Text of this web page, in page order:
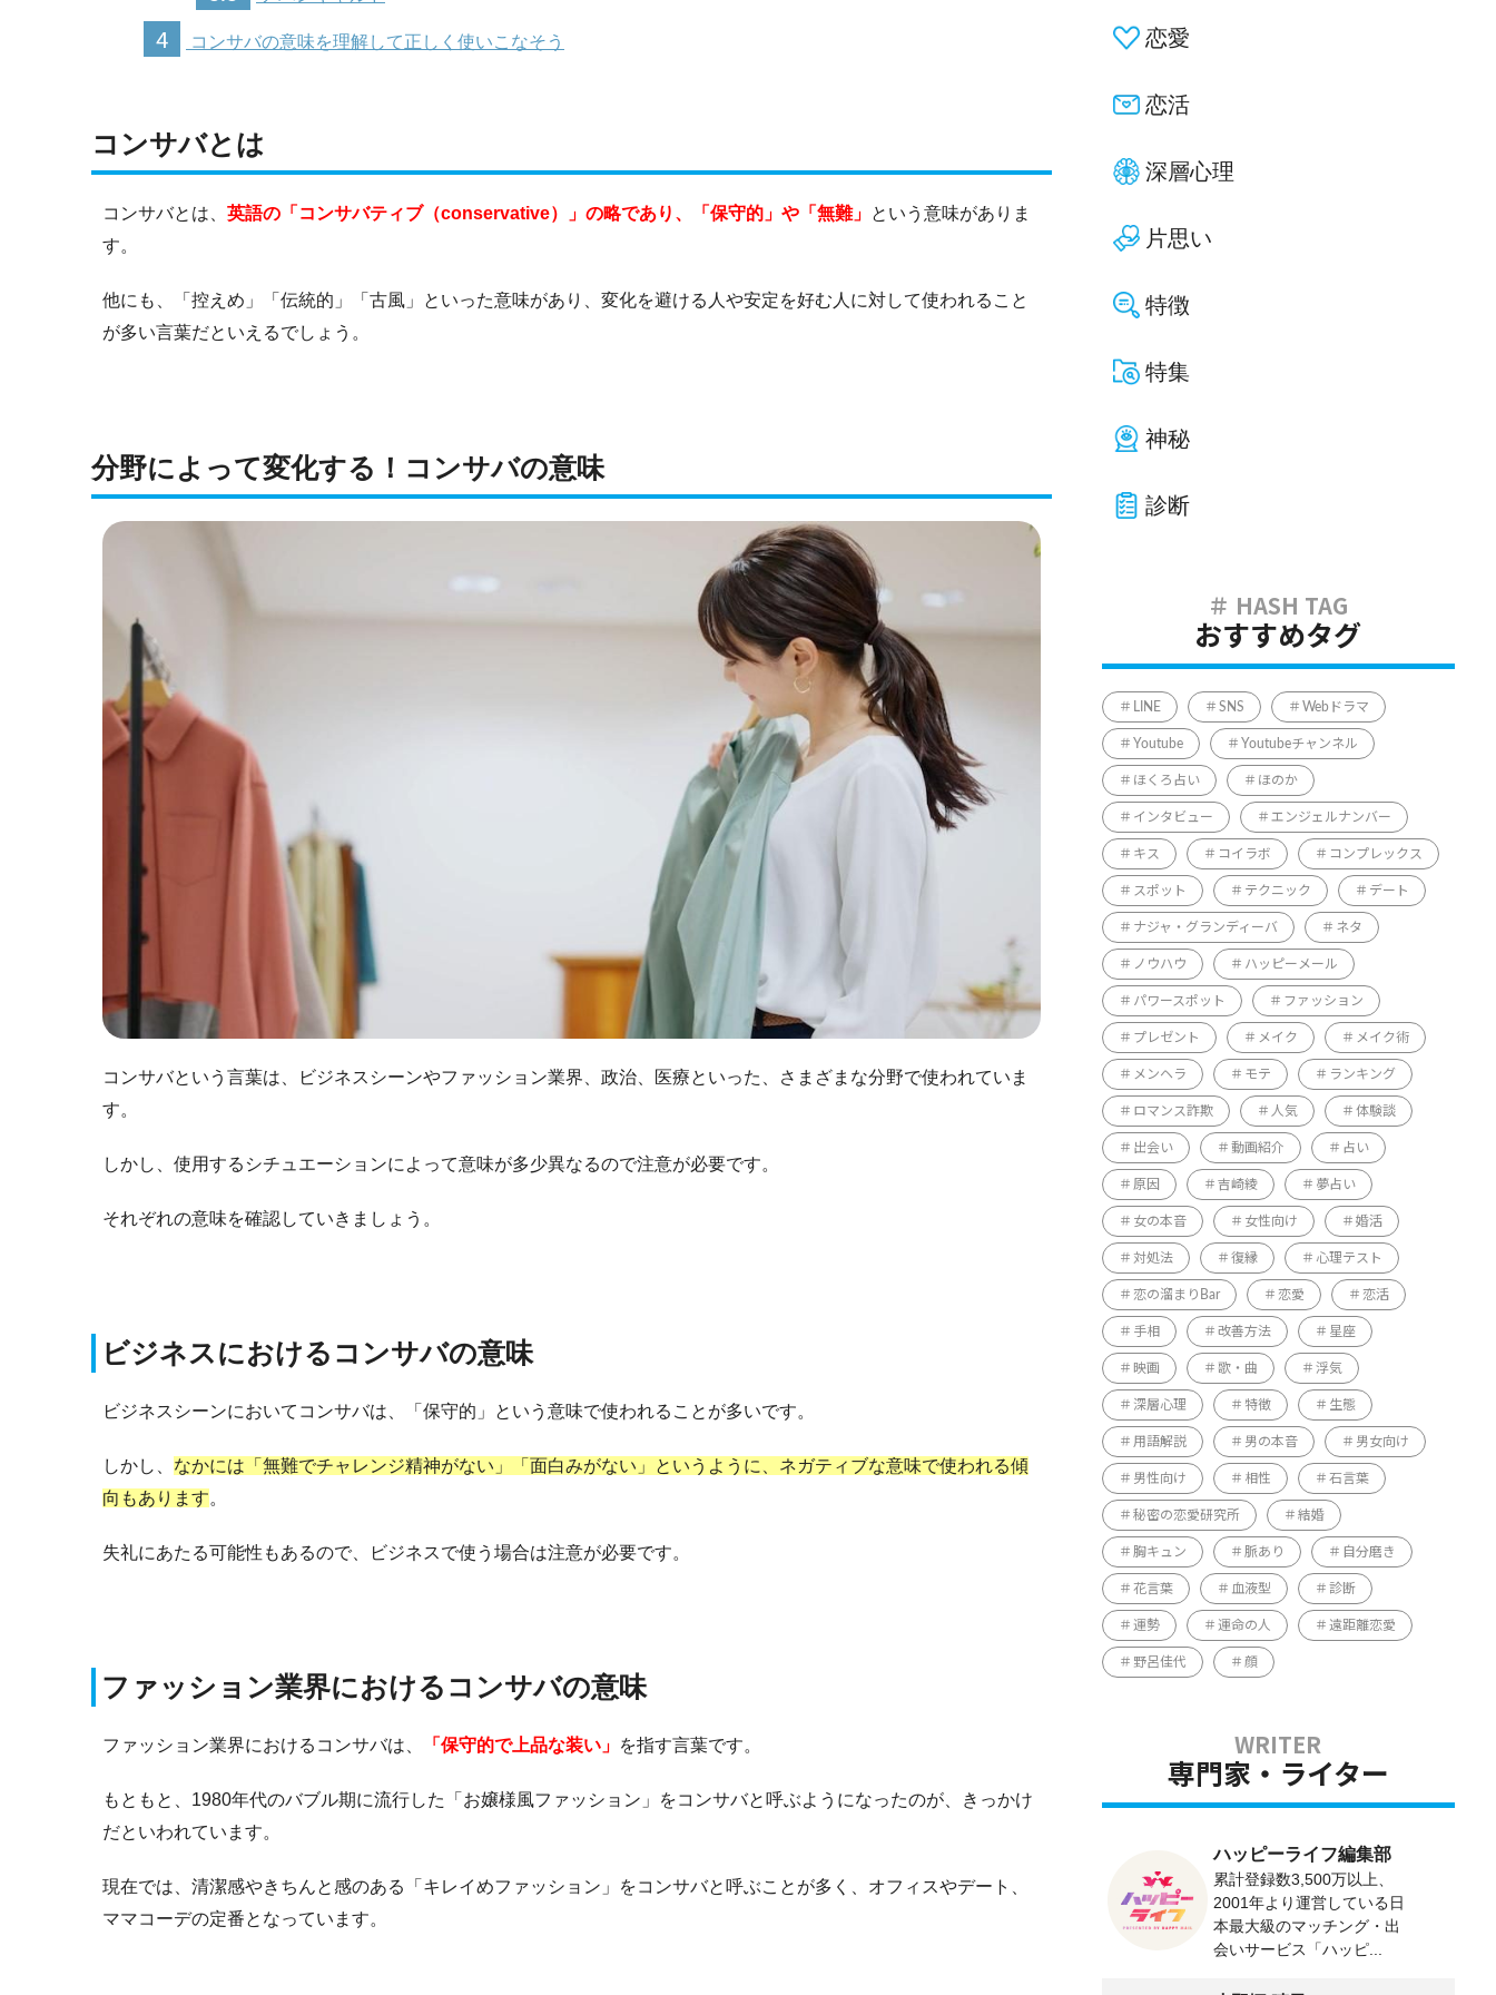
4 コンサバの意味を理解して正しく使いこなそう
コンサバとは
コンサバとは、 英語の「コンサバティブ（conservative）」の略であり、「保守的」や「無難」 という意味がありま
す。
他にも、「控えめ」「伝統的」「古風」といった意味があり、変化を避ける人や安定を好む人に対して使われること
が多い言葉だといえるでしょう。
分野によって変化する！コンサバの意味
コンサバという言葉は、ビジネスシーンやファッション業界、政治、医療といった、さまざまな分野で使われていま
す。
しかし、使用するシチュエーションによって意味が多少異なるので注意が必要です。
それぞれの意味を確認していきましょう。
ビジネスにおけるコンサバの意味
ビジネスシーンにおいてコンサバは、「保守的」という意味で使われることが多いです。
しかし、 なかには「無難でチャレンジ精神がない」「面白みがない」というように、ネガティブな意味で使われる傾
向もあります。
失礼にあたる可能性もあるので、ビジネスで使う場合は注意が必要です。
ファッション業界におけるコンサバの意味
ファッション業界におけるコンサバは、 「保守的で上品な装い」 を指す言葉です。
もともと、1980年代のバブル期に流行した「お嬢様風ファッション」をコンサバと呼ぶようになったのが、きっかけ
だといわれています。
現在では、清潔感やきちんと感のある「キレイめファッション」をコンサバと呼ぶことが多く、オフィスやデート、
ママコーデの定番となっています。
恋愛
恋活
深層心理
片思い
特徴
特集
神秘
診断
おすすめタグ
LINE SNS Webドラマ
Youtube Youtubeチャンネル
ほくろ占い ほのか
インタビュー エンジェルナンバー
キス コイラボ コンプレックス
スポット テクニック デート
ナジャ・グランディーバ ネタ
ノウハウ ハッピーメール
パワースポット ファッション
プレゼント メイク メイク術
メンヘラ モテ ランキング
ロマンス詐欺 人気 体験談
出会い 動画紹介 占い
原因 吉崎綾 夢占い
女の本音 女性向け 婚活
対処法 復縁 心理テスト
恋の溜まりBar 恋愛 恋活
手相 改善方法 星座
映画 歌・曲 浮気
深層心理 特徴 生態
用語解説 男の本音 男女向け
男性向け 相性 石言葉
秘密の恋愛研究所 結婚
胸キュン 脈あり 自分磨き
花言葉 血液型 診断
運勢 運命の人 遠距離恋愛
野呂佳代 顔
専門家・ライター
ハッピーライフ編集部
累計登録数3,500万以上、
2001年より運営している日
本最大級のマッチング・出
会いサービス「ハッピ...